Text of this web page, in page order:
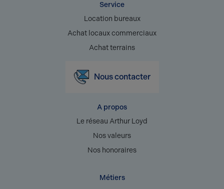
Service
Location bureaux
Achat locaux commerciaux
Achat terrains
Nous contacter
A propos
Le réseau Arthur Loyd
Nos valeurs
Nos honoraires
Métiers